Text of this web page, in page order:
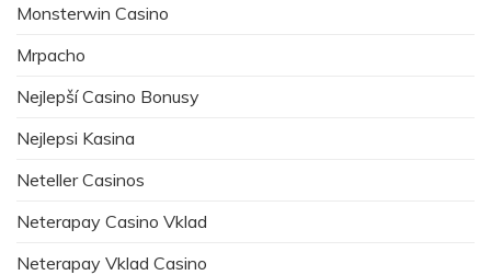
Monsterwin Casino
Mrpacho
Nejlepší Casino Bonusy
Nejlepsi Kasina
Neteller Casinos
Neterapay Casino Vklad
Neterapay Vklad Casino